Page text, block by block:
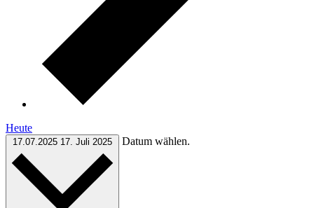
Heute
17.07.2025 17. Juli 2025 Datum wählen.